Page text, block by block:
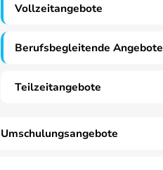
Vollzeitangebote
Berufsbegleitende Angebote
Teilzeitangebote
Umschulungsangebote